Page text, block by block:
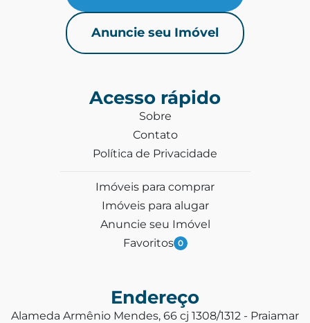
Anuncie seu Imóvel
Acesso rápido
Sobre
Contato
Política de Privacidade
Imóveis para comprar
Imóveis para alugar
Anuncie seu Imóvel
Favoritos 0
Endereço
Alameda Armênio Mendes, 66 cj 1308/1312 - Praiamar